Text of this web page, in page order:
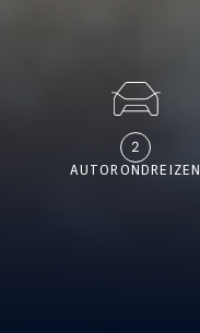
AUTORONDREIZEN
2